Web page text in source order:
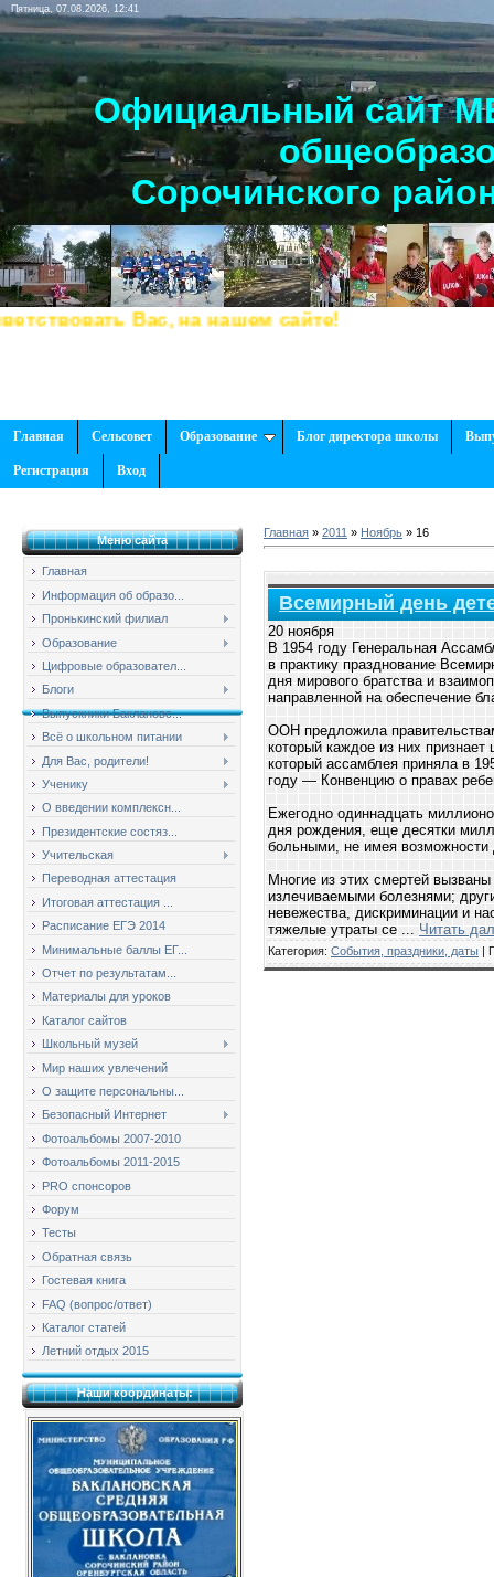
Пятница, 07.08.2026, 12:41
Официальный сайт
Сорочинского
Вас, на нашем сайте!
Главная Сельсовет Образование Блог директора школы
Регистрация Вход
Меню сайта
Главная
Информация об образо...
Пронькинский филиал
Образование
Цифровые образовател...
Блоги
Выпускники Баклановс...
Всё о школьном питании
Для Вас, родители!
Ученику
О введении комплексн...
Президентские состяз...
Учительская
Переводная аттестация
Итоговая аттестация ...
Расписание ЕГЭ 2014
Минимальные баллы ЕГ...
Отчет по результатам...
Материалы для уроков
Каталог сайтов
Школьный музей
Мир наших увлечений
О защите персональны...
Безопасный Интернет
Фотоальбомы 2007-2010
Фотоальбомы 2011-2015
PRO спонсоров
Форум
Тесты
Обратная связь
Гостевая книга
FAQ (вопрос/ответ)
Каталог статей
Летний отдых 2015
Наши координаты:
Главная » 2011 » Ноябрь » 16
Всемирный день
20 ноября
В 1954 году Генеральная
в практику празднование
дня мирового братства и
направленной на обеспечение
ООН предложила
который каждое из них
который ассамблея приняла в
году — Конвенцию о правах
Ежегодно одиннадцать
дня рождения, еще десятки
больными, не имея возможности
Многие из этих смертей
излечиваемыми болезнями;
невежества, дискриминации и
тяжелые утраты се
Читать
Категория: События, праздники, даты |